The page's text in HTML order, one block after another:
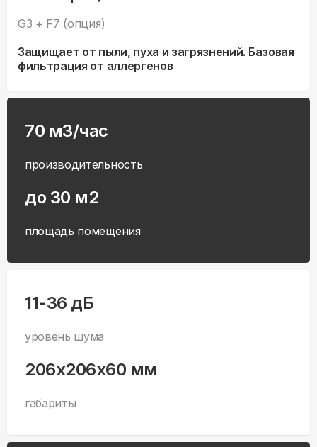
G3 + F7 (опция)
Защищает от пыли, пуха и загрязнений. Базовая
фильтрация от аллергенов
70 м3/час
производительность
до 30 м2
площадь помещения
11-36 дБ
уровень шума
206x206x60 мм
габариты